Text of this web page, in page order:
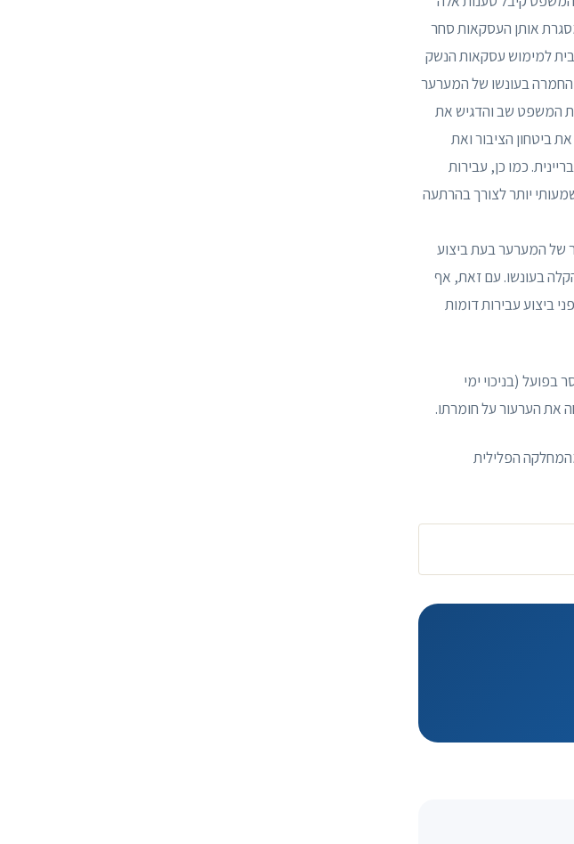
המשטרתי. במסגרת אותן העסקאות סחר
למימוש עסקאות הנשק
החמרה בעונשו של המערער
המשפט שב והדגיש את
ביטחון הציבור ואת
כמו כן, עבירות
יותר לצורך בהרתעה
של המערער בעת ביצוע
בעונשו. עם זאת, אף
ביצוע עבירות דומות
עונש המאסר שהוטל על אמון וגזר עליו 5 שנות מאסר בפועל (בניכוי ימי
את הערעור על חומרתו.
הפלילית